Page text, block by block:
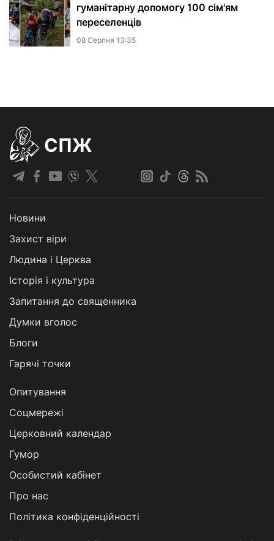
гуманітарну допомогу 100 сім'ям
переселенців
08 Серпня 13:35
СПЖ
Новини
Захист віри
Людина і Церква
Історія і культура
Запитання до священника
Думки вголос
Блоги
Гарячі точки
Опитування
Соцмережі
Церковний календар
Гумор
Особистий кабінет
Про нас
Політика конфіденційності